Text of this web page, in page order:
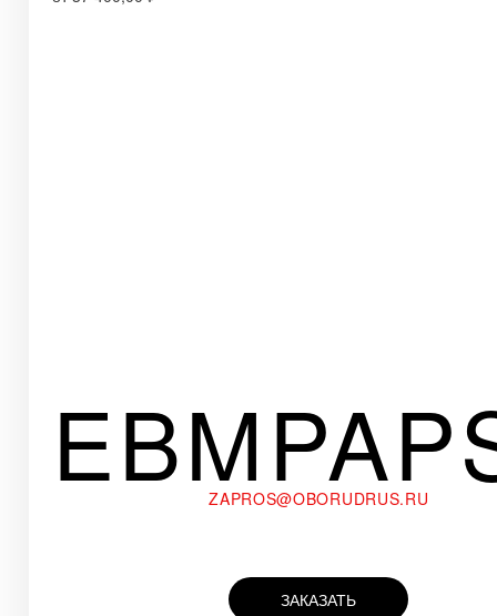
ZAPROS@OBORUDRUS.RU
ЗАКАЗАТЬ